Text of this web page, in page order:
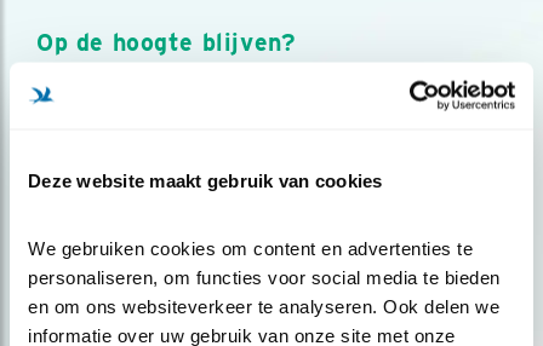
Deze website maakt gebruik van cookies
We gebruiken cookies om content en advertenties te
personaliseren, om functies voor social media te bieden
en om ons websiteverkeer te analyseren. Ook delen we
informatie over uw gebruik van onze site met onze
Op de hoogte blijven?
Meld je aan en ontvang nieuws, inspiratie, acties en tips
over vogels en activiteiten van Vogelbescherming.